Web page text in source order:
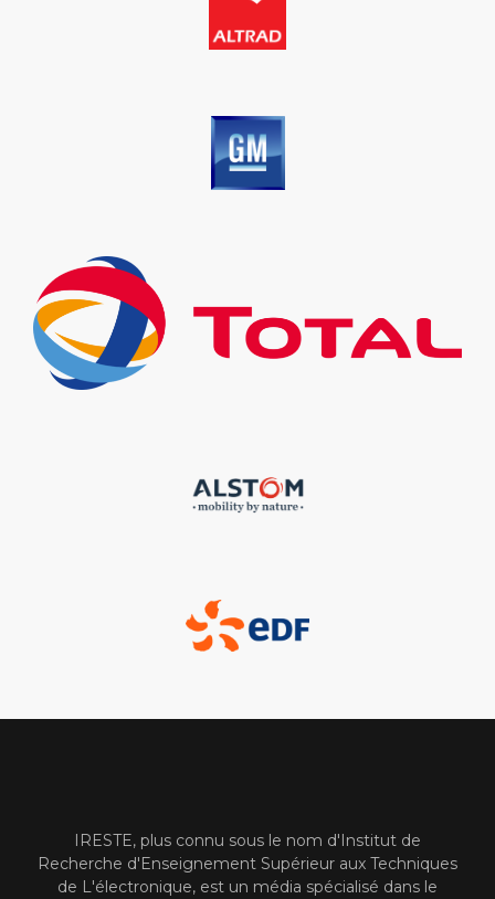
IRESTE, plus connu sous le nom d'Institut de
Recherche d'Enseignement Supérieur aux Techniques
de L'électronique, est un média spécialisé dans le